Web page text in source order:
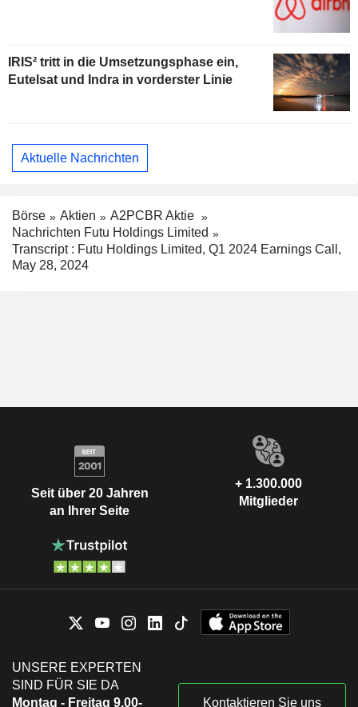
IRIS² tritt in die Umsetzungsphase ein,
Eutelsat und Indra in vorderster Linie
Aktuelle Nachrichten
Börse Aktien
A2PCBR Aktie
Nachrichten Futu Holdings Limited
Transcript : Futu Holdings Limited, Q1 2024 Earnings Call,
May 28, 2024
Seit über 20 Jahren
an Ihrer Seite
+ 1.300.000
Mitglieder
UNSERE EXPERTEN
SIND FÜR SIE DA
Montag - Freitag 9.00-
Kontaktieren Sie uns